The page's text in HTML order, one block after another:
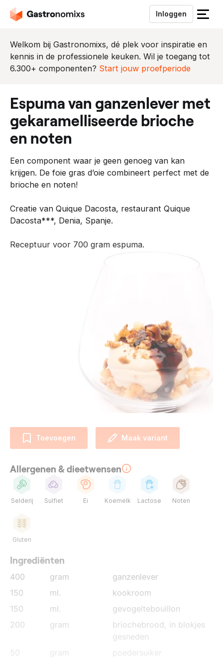
Inloggen
S
u
i
t
e
Welkom bij Gastronomixs, dé plek voor inspiratie en
kennis in de professionele keuken. Wil je toegang tot
6.300+ componenten? Start jouw proefperiode
espuma van ganzenlever met
gekaramelliseerde brioche
en noten
Een component waar je geen genoeg van kan
krijgen. De foie gras d’oie combineert perfect met de
brioche en noten!
Creatie van Quique Dacosta, restaurant Quique
Dacosta***, Denia, Spanje.
Receptuur voor 700 gram espuma.
Toevoegen Maak variant
Allergenen & dieetwensen
Selderij Sulfiet Ei Koemelk Lactose Noten
Gluten
Ingrediënten
400 gram
ganzenlever
150
ml.
kookroom
150
ml.
gevogeltebouillon
200
gram briochebrood , in blokjes
gesneden
50
gram
poedersuiker